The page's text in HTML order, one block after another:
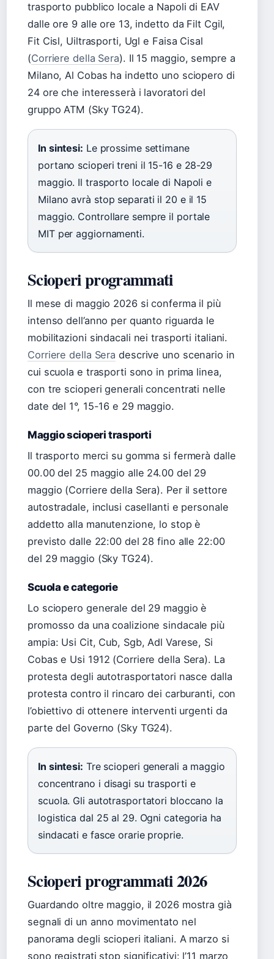
trasporto pubblico locale a Napoli di EAV
dalle ore 9 alle ore 13, indetto da Filt Cgil,
Fit Cisl, Uiltrasporti, Ugl e Faisa Cisal
(Corriere della Sera). Il 15 maggio, sempre a
Milano, Al Cobas ha indetto uno sciopero di
24 ore che interesserà i lavoratori del
gruppo ATM (Sky TG24).
In sintesi: Le prossime settimane
portano scioperi treni il 15-16 e 28-29
maggio. Il trasporto locale di Napoli e
Milano avrà stop separati il 20 e il 15
maggio. Controllare sempre il portale
MIT per aggiornamenti.
Scioperi programmati
Il mese di maggio 2026 si conferma il più
intenso dell’anno per quanto riguarda le
mobilitazioni sindacali nei trasporti italiani.
Corriere della Sera descrive uno scenario in
cui scuola e trasporti sono in prima linea,
con tre scioperi generali concentrati nelle
date del 1°, 15-16 e 29 maggio.
Maggio scioperi trasporti
Il trasporto merci su gomma si fermerà dalle
00.00 del 25 maggio alle 24.00 del 29
maggio (Corriere della Sera). Per il settore
autostradale, inclusi casellanti e personale
addetto alla manutenzione, lo stop è
previsto dalle 22:00 del 28 fino alle 22:00
del 29 maggio (Sky TG24).
Scuola e categorie
Lo sciopero generale del 29 maggio è
promosso da una coalizione sindacale più
ampia: Usi Cit, Cub, Sgb, Adl Varese, Si
Cobas e Usi 1912 (Corriere della Sera). La
protesta degli autotrasportatori nasce dalla
protesta contro il rincaro dei carburanti, con
l’obiettivo di ottenere interventi urgenti da
parte del Governo (Sky TG24).
In sintesi: Tre scioperi generali a maggio
concentrano i disagi su trasporti e
scuola. Gli autotrasportatori bloccano la
logistica dal 25 al 29. Ogni categoria ha
sindacati e fasce orarie proprie.
Scioperi programmati 2026
Guardando oltre maggio, il 2026 mostra già
segnali di un anno movimentato nel
panorama degli scioperi italiani. A marzo si
sono registrati stop significativi: l’11 marzo